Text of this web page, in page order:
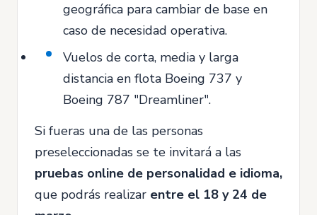
geográfica para cambiar de base en
caso de necesidad operativa.
Vuelos de corta, media y larga
distancia en flota Boeing 737 y
Boeing 787 "Dreamliner".
Si fueras una de las personas
preseleccionadas se te invitará a las
pruebas online de personalidad e idioma,
que podrás realizar entre el 18 y 24 de